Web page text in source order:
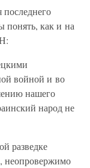
последнего
как и на
войной и во
нашего
народ не
разведке
неопровержимо